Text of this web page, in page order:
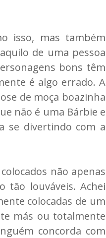
isso, mas também
de uma pessoa
bons têm
é algo errado. A
de moça boazinha
não é uma Bárbie e
se divertindo com a
não apenas
tão louváveis. Achei
colocadas de um
más ou totalmente
concorda com